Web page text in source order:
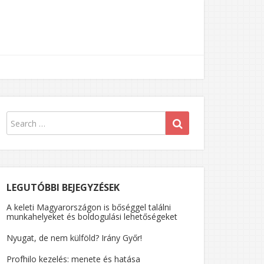
LEGUTÓBBI BEJEGYZÉSEK
A keleti Magyarországon is bőséggel találni
munkahelyeket és boldogulási lehetőségeket
Nyugat, de nem külföld? Irány Győr!
Profhilo kezelés: menete és hatása